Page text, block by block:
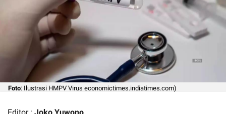
Foto: Ilustrasi HMPV Virus economictimes.indiatimes.com)
Editor : Joko Yuwono